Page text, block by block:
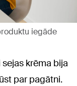
iegāde
krēma bija
par pagātni.